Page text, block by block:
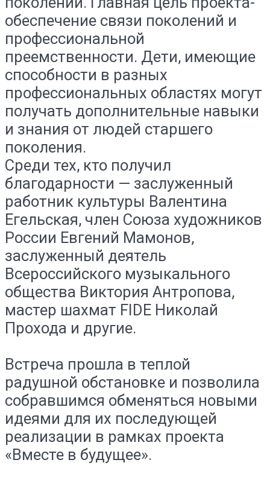
обеспечение связи поколений и
профессиональной
преемственности. Дети, имеющие
способности в разных
профессиональных областях могут
получать дополнительные навыки
и знания от людей старшего
поколения.
Среди тех, кто получил
благодарности — заслуженный
работник культуры Валентина
Егельская, член Союза художников
России Евгений Мамонов,
заслуженный деятель
Всероссийского музыкального
общества Виктория Антропова,
мастер шахмат FIDE Николай
Прохода и другие.⠀
Встреча прошла в теплой
радушной обстановке и позволила
собравшимся обменяться новыми
идеями для их последующей
реализации в рамках проекта
«Вместе в будущее».⠀